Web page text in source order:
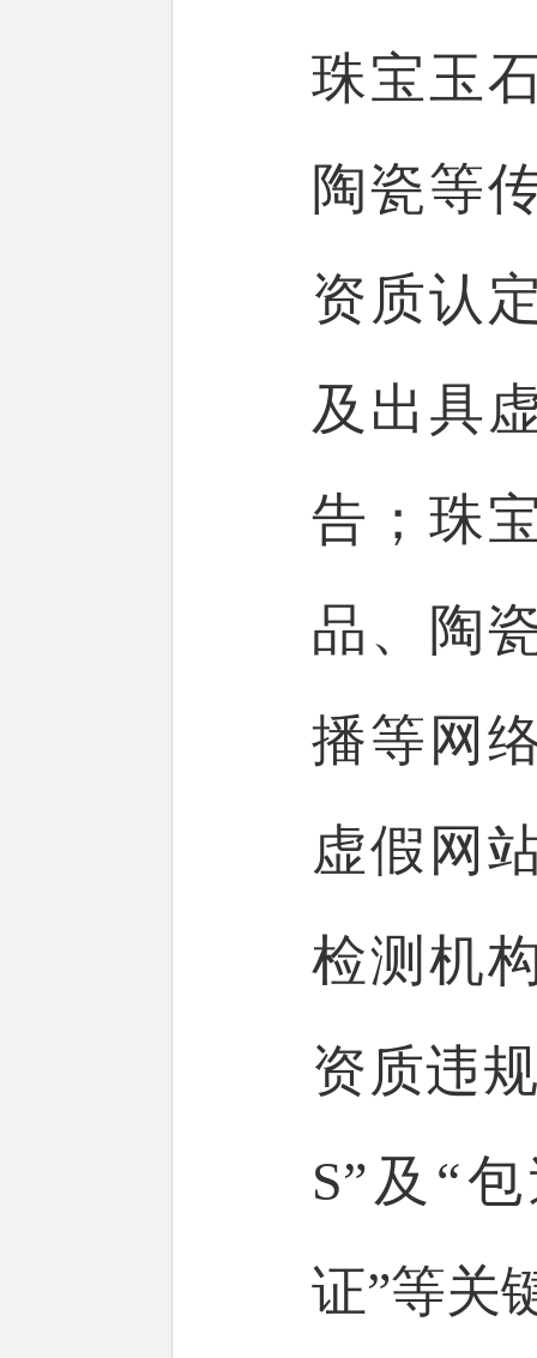
珠宝玉
陶瓷等
资质认
及出具
告；珠
品、陶
播等网
虚假网
检测机
资质违
S”及“
证”等关